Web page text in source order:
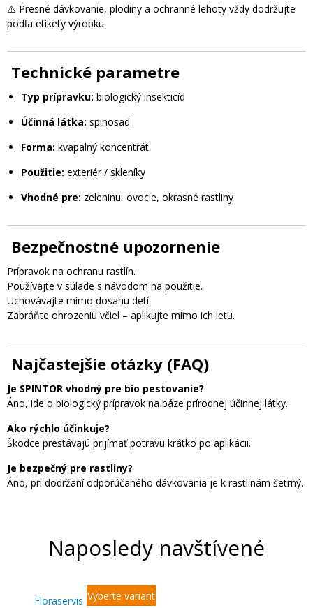
⚠️ Presné dávkovanie, plodiny a ochranné lehoty vždy dodržujte
podľa etikety výrobku.
Technické parametre
Typ prípravku: biologický insekticíd
Účinná látka: spinosad
Forma: kvapalný koncentrát
Použitie: exteriér / skleníky
Vhodné pre: zeleninu, ovocie, okrasné rastliny
Bezpečnostné upozornenie
Prípravok na ochranu rastlín.
Používajte v súlade s návodom na použitie.
Uchovávajte mimo dosahu detí.
Zabráňte ohrozeniu včiel – aplikujte mimo ich letu.
Najčastejšie otázky (FAQ)
Je SPINTOR vhodný pre bio pestovanie?
Áno, ide o biologický prípravok na báze prírodnej účinnej látky.
Ako rýchlo účinkuje?
Škodce prestávajú prijímať potravu krátko po aplikácii.
Je bezpečný pre rastliny?
Áno, pri dodržaní odporúčaného dávkovania je k rastlinám šetrný.
Naposledy navštívené
Floraservis SPINTOR
Vyberte variant